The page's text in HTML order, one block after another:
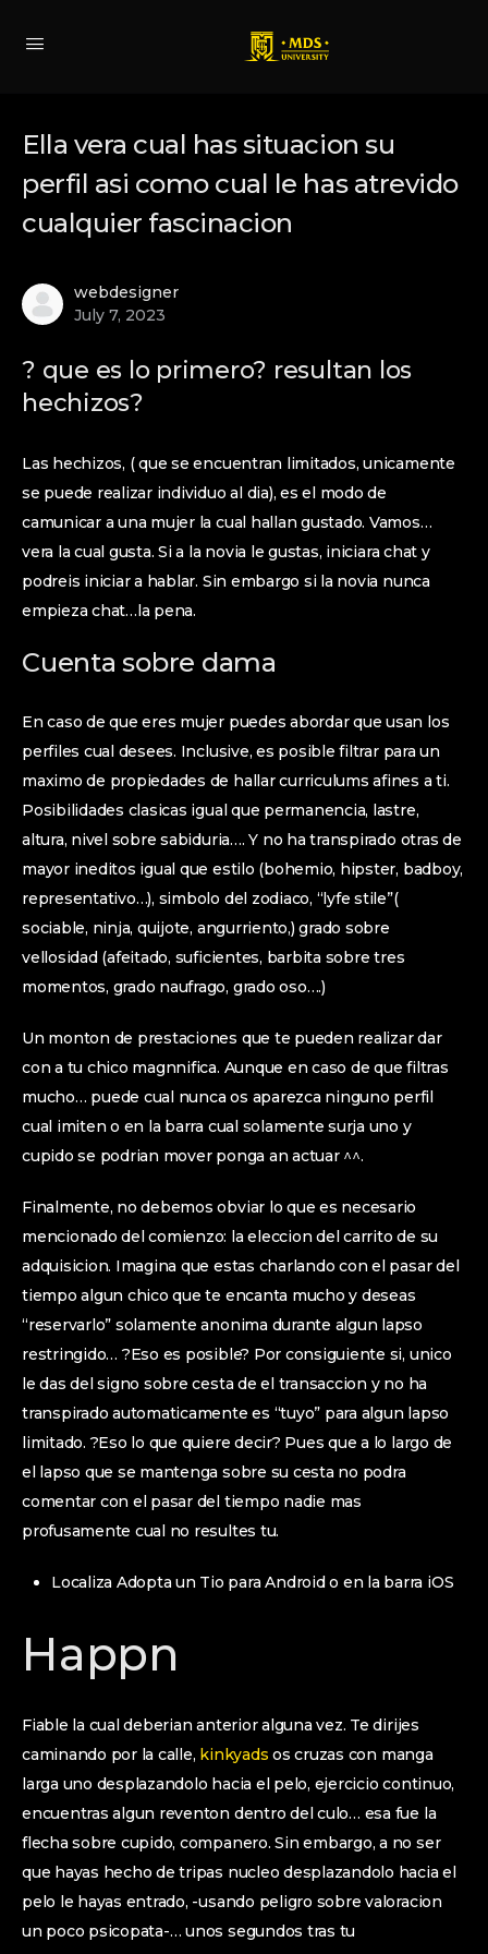
Ella vera cual has situacion su
perfil asi­ como cual le has atrevido
cualquier fascinacion
webdesigner
July 7, 2023
? que es lo primero? resultan los
hechizos?
Las hechizos, ( que se encuentran limitados, unicamente
se puede realizar individuo al dia), es el modo de
camunicar a una mujer la cual hallan gustado. Vamos…
vera la cual gusta. Si a la novia le gustas, iniciara chat y
podreis iniciar a hablar. Sin embargo si la novia nunca
empieza chat…la pena.
Cuenta sobre dama
En caso de que eres mujer puedes abordar que usan los
perfiles cual desees. Inclusive, es posible filtrar para un
maximo de propiedades de hallar curriculums afines a ti.
Posibilidades clasicas igual que permanencia, lastre,
altura, nivel sobre sabiduria…. Y no ha transpirado otras de
mayor ineditos igual que estilo (bohemio, hipster, badboy,
representativo…), simbolo del zodiaco, “lyfe stile”(
sociable, ninja, quijote, angurriento,) grado sobre
vellosidad (afeitado, suficientes, barbita sobre tres
momentos, grado naufrago, grado oso….)
Un monton de prestaciones que te pueden realizar dar
con a tu chico magnnifica. Aunque en caso de que filtras
mucho… puede cual nunca os aparezca ninguno perfil
cual imiten o en la barra cual solamente surja uno y
cupido se podri­an mover ponga an actuar ^^.
Finalmente, no debemos obviar lo que es necesario
mencionado del comienzo: la eleccion del carrito de su
adquisicion. Imagina que estas charlando con el pasar del
tiempo algun chico que te encanta mucho y deseas
“reservarlo” solamente anonima durante algun lapso
restringido… ?Eso es posible? Por consiguiente si, unico
le das del signo sobre cesta de el transaccion y no ha
transpirado automaticamente es “tuyo” para algun lapso
limitado. ?Eso lo que quiere decir? Pues que a lo largo de
el lapso que se mantenga sobre su cesta no podra
comentar con el pasar del tiempo nadie mas
profusamente cual no resultes tu.
Localiza Adopta un Tio para Android o en la barra iOS
Happn
Fiable la cual deberian anterior alguna vez. Te dirijes
caminando por la calle, kinkyads os cruzas con manga
larga uno desplazandolo hacia el pelo, ejercicio continuo,
encuentras algun reventon dentro del culo… esa fue la
flecha sobre cupido, companero. Sin embargo, a no ser
que hayas hecho de tripas nucleo desplazandolo hacia el
pelo le hayas entrado, -usando peligro sobre valoracion
un poco psicopata-… unos segundos tras tu